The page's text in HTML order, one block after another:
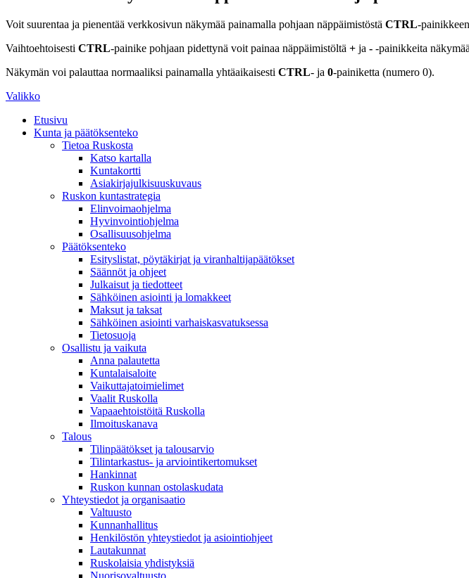
Voit suurentaa ja pienentää verkkosivun näkymää painamalla pohjaan näppäimistöstä CTRL-
Vaihtoehtoisesti CTRL-painike pohjaan pidettynä voit painaa näppäimistöltä + ja - -painikkeita
Näkymän voi palauttaa normaaliksi painamalla yhtäaikaisesti CTRL- ja 0-painiketta (numero 0).
Valikko
Etusivu
Kunta ja päätöksenteko
Tietoa Ruskosta
Katso kartalla
Kuntakortti
Asiakirjajulkisuuskuvaus
Ruskon kuntastrategia
Elinvoimaohjelma
Hyvinvointiohjelma
Osallisuusohjelma
Päätöksenteko
Esityslistat, pöytäkirjat ja viranhaltijapäätökset
Säännöt ja ohjeet
Julkaisut ja tiedotteet
Sähköinen asiointi ja lomakkeet
Maksut ja taksat
Sähköinen asiointi varhaiskasvatuksessa
Tietosuoja
Osallistu ja vaikuta
Anna palautetta
Kuntalaisaloite
Vaikuttajatoimielimet
Vaalit Ruskolla
Vapaaehtoistöitä Ruskolla
Ilmoituskanava
Talous
Tilinpäätökset ja talousarvio
Tilintarkastus- ja arviointikertomukset
Hankinnat
Ruskon kunnan ostolaskudata
Yhteystiedot ja organisaatio
Valtuusto
Kunnanhallitus
Henkilöstön yhteystiedot ja asiointiohjeet
Lautakunnat
Ruskolaisia yhdistyksiä
Nuorisovaltuusto